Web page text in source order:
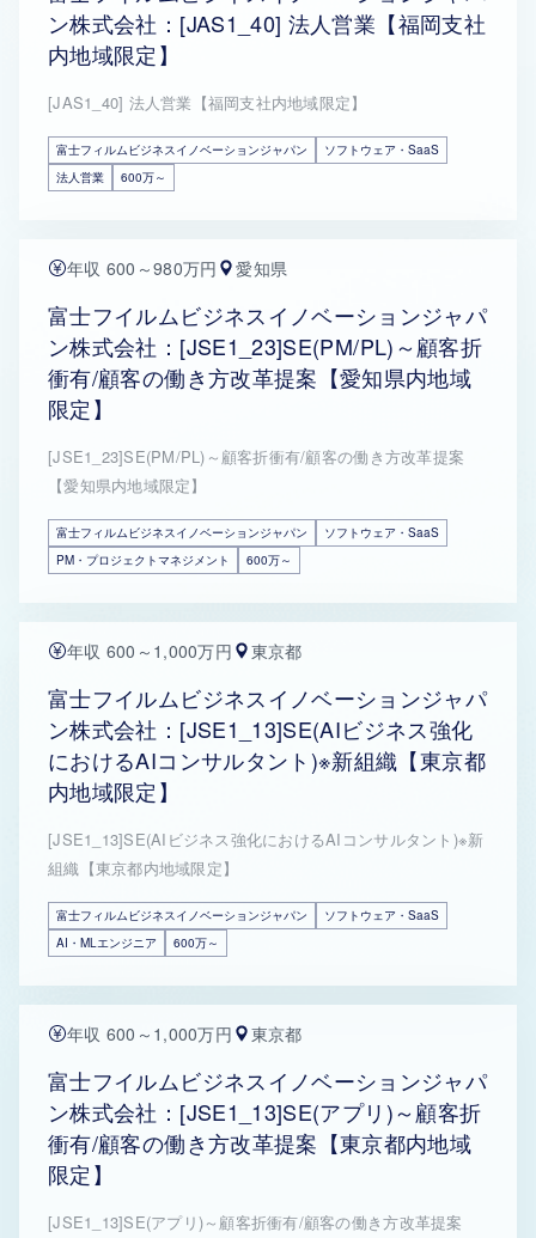
ン株式会社：[JAS1_40] 法人営業【福岡支社
内地域限定】
[JAS1_40] 法人営業【福岡支社内地域限定】
富士フィルムビジネスイノベーションジャパン
ソフトウェア・SaaS
法人営業
600万～
年収 600～980万円 愛知県
富士フイルムビジネスイノベーションジャパ
ン株式会社：[JSE1_23]SE(PM/PL)～顧客折
衝有/顧客の働き方改革提案【愛知県内地域
限定】
[JSE1_23]SE(PM/PL)～顧客折衝有/顧客の働き方改革提案
【愛知県内地域限定】
富士フィルムビジネスイノベーションジャパン
ソフトウェア・SaaS
PM・プロジェクトマネジメント
600万～
年収 600～1,000万円 東京都
富士フイルムビジネスイノベーションジャパ
ン株式会社：[JSE1_13]SE(AIビジネス強化
におけるAIコンサルタント)※新組織【東京都
内地域限定】
[JSE1_13]SE(AIビジネス強化におけるAIコンサルタント)※新
組織【東京都内地域限定】
富士フィルムビジネスイノベーションジャパン
ソフトウェア・SaaS
AI・MLエンジニア
600万～
年収 600～1,000万円 東京都
富士フイルムビジネスイノベーションジャパ
ン株式会社：[JSE1_13]SE(アプリ)～顧客折
衝有/顧客の働き方改革提案【東京都内地域
限定】
[JSE1_13]SE(アプリ)～顧客折衝有/顧客の働き方改革提案